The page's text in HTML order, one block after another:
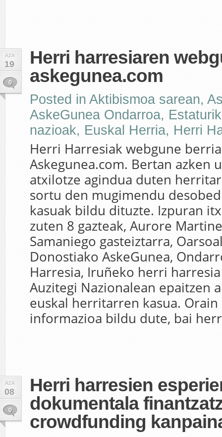
AZA
19
0
Herri harresiaren
askegunea.com
Posted in Aktibismoa sarean,
AskeGunea Ondarroa,
nazioak, Euskal Herria, Herri
Herri Harresiak webgune
Askegunea.com. Bertan azken
atxilotze agindua duten
sortu den mugimendu
kasuak bildu dituzte. Izpuran
zuten 8 gazteak, Aurore
Samaniego gasteiztarra,
Donostiako AskeGunea,
Harresia, Iruñeko herri
Auzitegi Nazionalean epaitzen
euskal herritarren kasua.
informazioa bildu dute, bai
AZA
08
0
Herri harresien
dokumentala
crowdfunding